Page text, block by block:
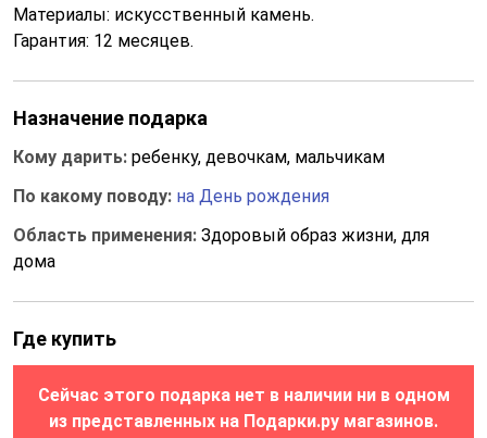
Материалы: искусственный камень.
Гарантия: 12 месяцев.
Назначение подарка
Кому дарить: ребенку, девочкам, мальчикам
По какому поводу: на День рождения
Область применения: Здоровый образ жизни, для
дома
Где купить
Сейчас этого подарка нет в наличии ни в одном
из представленных на Подарки.ру магазинов.